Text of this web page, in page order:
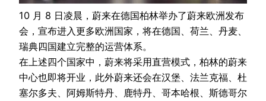
10 月 8 日凌晨，蔚来在德国柏林举办了蔚来欧洲发布
会，宣布进入更多欧洲国家，将在德国、荷兰、丹麦、
瑞典四国建立完整的运营体系。
在上述四个国家中，蔚来将采用直营模式，柏林的蔚来
中心也即将开业，此外蔚来还会在汉堡、法兰克福、杜
塞尔多夫、阿姆斯特丹、鹿特丹、哥本哈根、斯德哥尔